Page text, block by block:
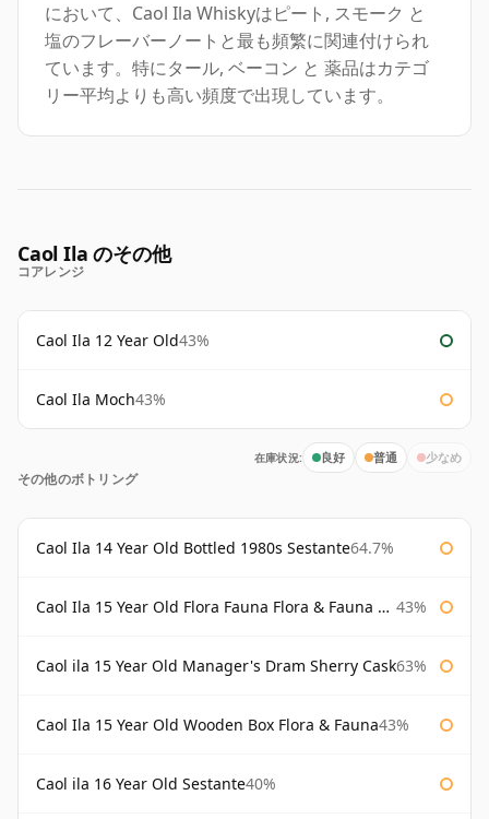
において、Caol Ila Whiskyはピート, スモーク と
塩のフレーバーノートと最も頻繁に関連付けられ
ています。特にタール, ベーコン と 薬品はカテゴ
リー平均よりも高い頻度で出現しています。
Caol Ila のその他
コアレンジ
Caol Ila 12 Year Old43%
Caol Ila Moch43%
在庫状況: 良好 普通 少なめ
その他のボトリング
Caol Ila 14 Year Old Bottled 1980s Sestante64.7%
Caol Ila 15 Year Old Flora Fauna Flora & Fauna Flora 43%
Caol ila 15 Year Old Manager's Dram Sherry Cask63%
Caol Ila 15 Year Old Wooden Box Flora & Fauna43%
Caol ila 16 Year Old Sestante40%